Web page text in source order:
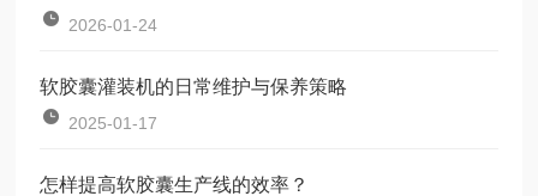
2026-01-24
软胶囊灌装机的日常维护与保养策略
2025-01-17
怎样提高软胶囊生产线的效率？